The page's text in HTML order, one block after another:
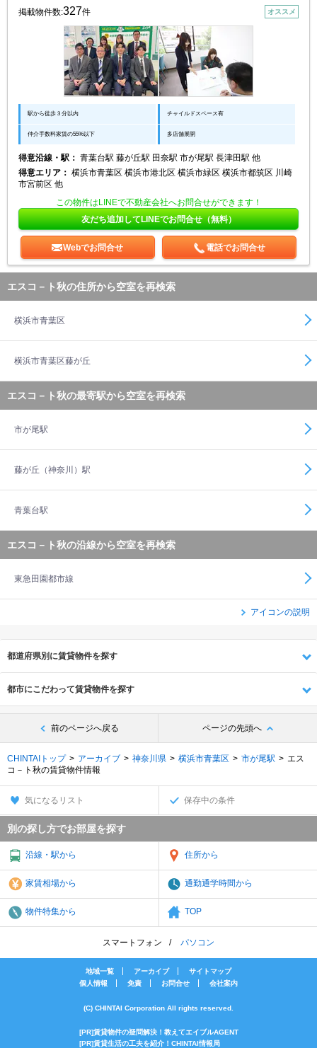
掲載物件数:327件 オススメ
駅から徒歩３分以内 チャイルドスペース有
仲介手数料家賃の55%以下 多店舗展開
得意沿線・駅： 青葉台駅 藤が丘駅 田奈駅 市が尾駅 長津田駅 他
得意エリア： 横浜市青葉区 横浜市港北区 横浜市緑区 横浜市都筑区 川崎
市宮前区 他
この物件はLINEで不動産会社へお問合せができます！
友だち追加してLINEでお問合せ（無料）
Webでお問合せ 電話でお問合せ
エスコ－ト秋の住所から空室を再検索
横浜市青葉区
横浜市青葉区藤が丘
エスコ－ト秋の最寄駅から空室を再検索
市が尾駅
藤が丘（神奈川）駅
青葉台駅
エスコ－ト秋の沿線から空室を再検索
東急田園都市線
アイコンの説明
都道府県別に賃貸物件を探す
都市にこだわって賃貸物件を探す
前のページへ戻る ページの先頭へ
CHINTAIトップ アーカイブ 神奈川県 横浜市青葉区 市が尾駅
エス
コ－ト秋の賃貸物件情報
気になるリスト 保存中の条件
別の探し方でお部屋を探す
沿線・駅から 住所から
家賃相場から 通勤通学時間から
物件特集から TOP
スマートフォン パソコン
地域一覧 アーカイブ
サイトマップ
個人情報
免責 お問合せ 会社案内
(C) CHINTAI Corporation All rights reserved.
[PR]賃貸物件の疑問解決！教えてエイブルAGENT
[PR]賃貸生活の工夫を紹介！CHINTAI情報局